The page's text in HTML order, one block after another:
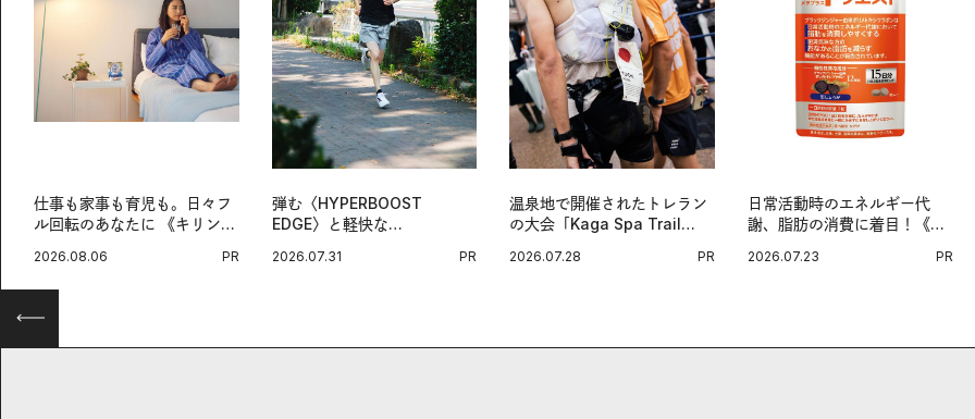
仕事も家事も育児も。日々フ
ル回転のあなたに 《キリン
慣。
2026.08.06 PR
弾む〈HYPERBOOST
EDGE〉と軽快な
に寄り添うアディダスが打ち
2026.07.31 PR
温泉地で開催されたトレラン
の大会「Kaga Spa Trail
UTMB」。本戦を夢見るラン
2026.07.28 PR
日常活動時のエネルギー代
謝、脂肪の消費に着目！《メ
体メンテ習慣。
2026.07.23 PR